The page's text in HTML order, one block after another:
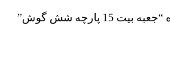
پارچه شش گوش”